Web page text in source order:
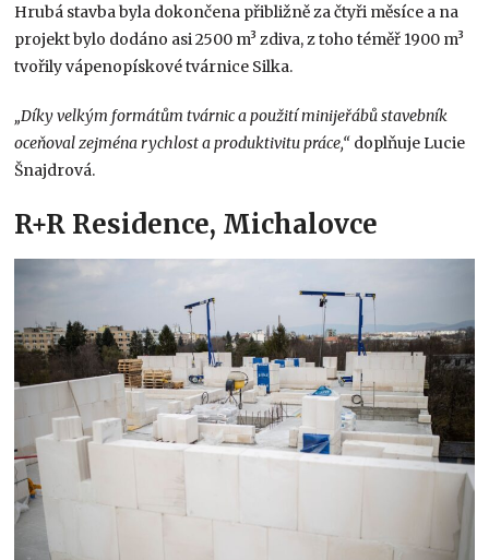
Hrubá stavba byla dokončena přibližně za čtyři měsíce a na
projekt bylo dodáno asi 2500 m³ zdiva, z toho téměř 1900 m³
tvořily vápenopískové tvárnice Silka.
„Díky velkým formátům tvárnic a použití minijeřábů stavebník
oceňoval zejména rychlost a produktivitu práce,“ doplňuje Lucie
Šnajdrová.
R+R Residence, Michalovce